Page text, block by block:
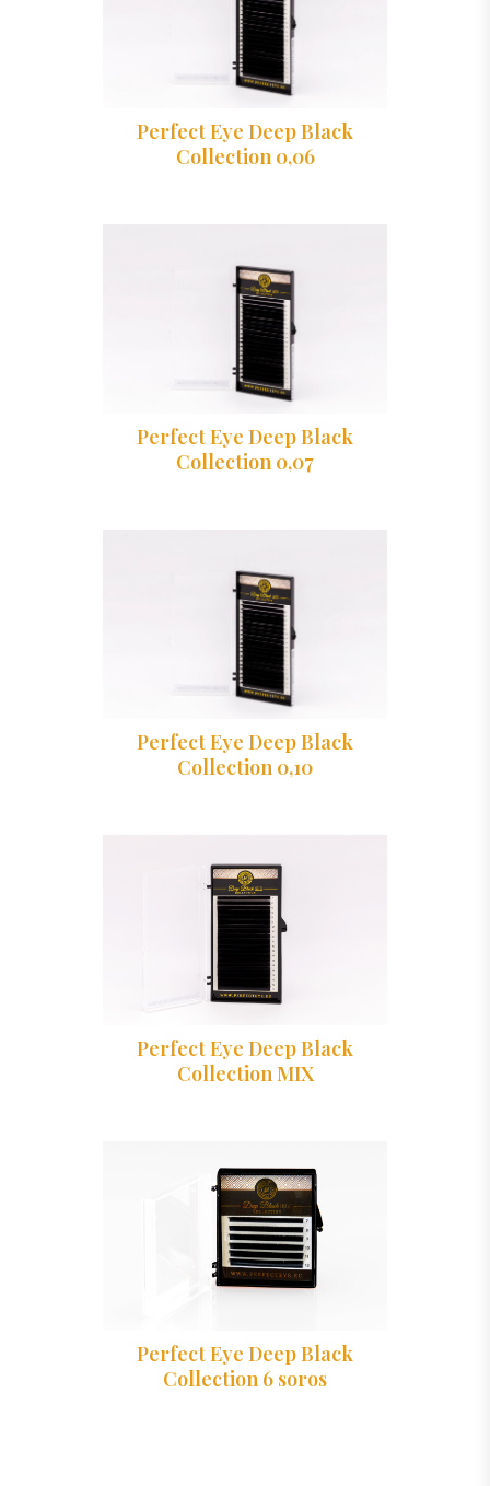
Perfect Eye Deep Black
Collection 0,06
Perfect Eye Deep Black
Collection 0,07
Perfect Eye Deep Black
Collection 0,10
Perfect Eye Deep Black
Collection MIX
Perfect Eye Deep Black
Collection 6 soros